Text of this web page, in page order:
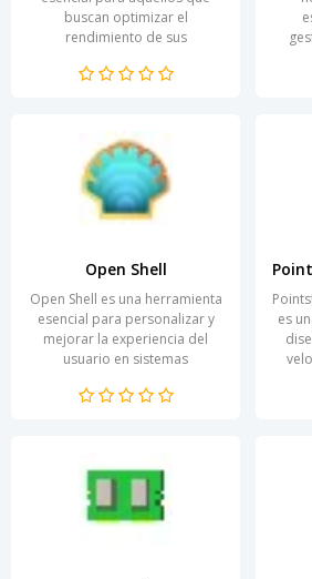
buscan optimizar el
rendimiento de sus
ofrece un análisis exhaustivo
10.
Open Shell
Open Shell es una herramienta
esencial para personalizar y
mejorar la experiencia del
usuario en sistemas
principal atractivo radica en...
es